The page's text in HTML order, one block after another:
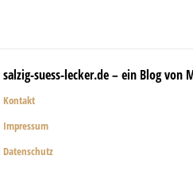
salzig-suess-lecker.de – ein Blog von
Kontakt
Impressum
Datenschutz